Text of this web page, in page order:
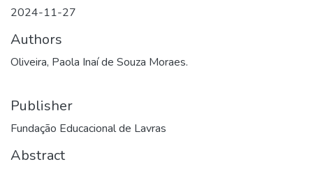
2024-11-27
Authors
Oliveira, Paola Inaí de Souza Moraes.
Publisher
Fundação Educacional de Lavras
Abstract